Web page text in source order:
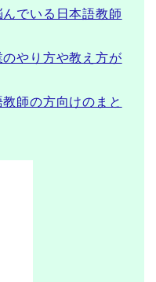
でいる日本語教師
のやり方や教え方が
師の方向けのまと